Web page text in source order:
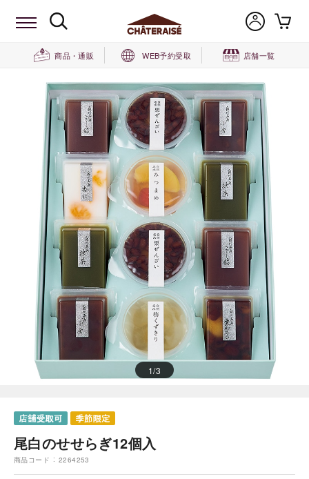
商品・通販 WEB予約受取 店舗一覧
1/3
尾白のせせらぎ12個入
商品コード 2264253